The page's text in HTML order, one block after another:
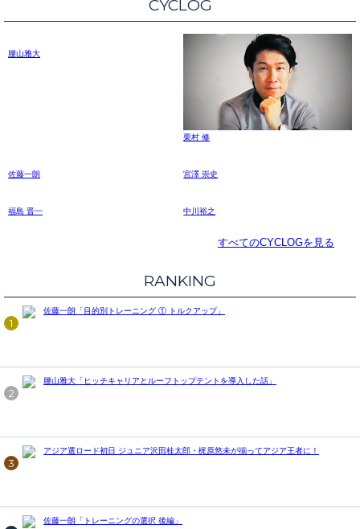
CYCLOG
腰山雅大
栗村 修
佐藤一朗 宮澤 崇史
福島 晋一 中川裕之
すべてのCYCLOGを見る
RANKING
1
佐藤一朗「目的別トレーニング ① トルクアップ」
2
腰山雅大「ヒッチキャリアとルーフトップテントを導入した話」
3
アジア選ロード初日 ジュニア沢田桂太郎・梶原悠未が揃ってアジア王者に！
佐藤一朗「トレーニングの選択 後編」